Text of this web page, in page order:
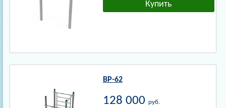
ВР-62
128 000 руб.